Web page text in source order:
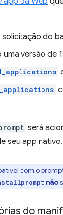
solicitação do
uma versão de
será
seu app nativo.
com o
não
do